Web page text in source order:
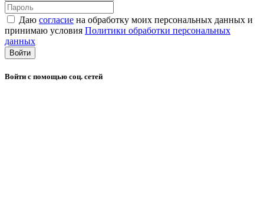
Даю согласие на обработку моих персональных данных и
принимаю условия Политики обработки персональных
данных
Войти
Войти с помощью соц. сетей